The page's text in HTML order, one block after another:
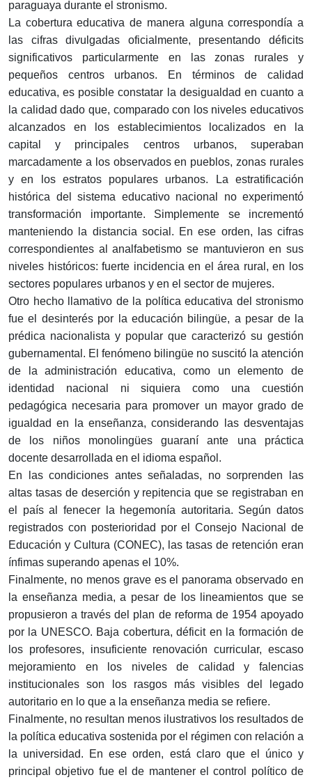
paraguaya durante el stronismo.
La cobertura educativa de manera alguna correspondía a
las cifras divulgadas oficialmente, presentando déficits
significativos particularmente en las zonas rurales y
pequeños centros urbanos. En términos de calidad
educativa, es posible constatar la desigualdad en cuanto a
la calidad dado que, comparado con los niveles educativos
alcanzados en los establecimientos localizados en la
capital y principales centros urbanos, superaban
marcadamente a los observados en pueblos, zonas rurales
y en los estratos populares urbanos. La estratificación
histórica del sistema educativo nacional no experimentó
transformación importante. Simplemente se incrementó
manteniendo la distancia social. En ese orden, las cifras
correspondientes al analfabetismo se mantuvieron en sus
niveles históricos: fuerte incidencia en el área rural, en los
sectores populares urbanos y en el sector de mujeres.
Otro hecho llamativo de la política educativa del stronismo
fue el desinterés por la educación bilingüe, a pesar de la
prédica nacionalista y popular que caracterizó su gestión
gubernamental. El fenómeno bilingüe no suscitó la atención
de la administración educativa, como un elemento de
identidad nacional ni siquiera como una cuestión
pedagógica necesaria para promover un mayor grado de
igualdad en la enseñanza, considerando las desventajas
de los niños monolingües guaraní ante una práctica
docente desarrollada en el idioma español.
En las condiciones antes señaladas, no sorprenden las
altas tasas de deserción y repitencia que se registraban en
el país al fenecer la hegemonía autoritaria. Según datos
registrados con posterioridad por el Consejo Nacional de
Educación y Cultura (CONEC), las tasas de retención eran
ínfimas superando apenas el 10%.
Finalmente, no menos grave es el panorama observado en
la enseñanza media, a pesar de los lineamientos que se
propusieron a través del plan de reforma de 1954 apoyado
por la UNESCO. Baja cobertura, déficit en la formación de
los profesores, insuficiente renovación curricular, escaso
mejoramiento en los niveles de calidad y falencias
institucionales son los rasgos más visibles del legado
autoritario en lo que a la enseñanza media se refiere.
Finalmente, no resultan menos ilustrativos los resultados de
la política educativa sostenida por el régimen con relación a
la universidad. En ese orden, está claro que el único y
principal objetivo fue el de mantener el control político de